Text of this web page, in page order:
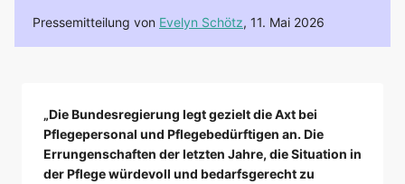
Pressemitteilung von Evelyn Schötz, 11. Mai 2026
„Die Bundesregierung legt gezielt die Axt bei
Pflegepersonal und Pflegebedürftigen an. Die
Errungenschaften der letzten Jahre, die Situation in
der Pflege würdevoll und bedarfsgerecht zu